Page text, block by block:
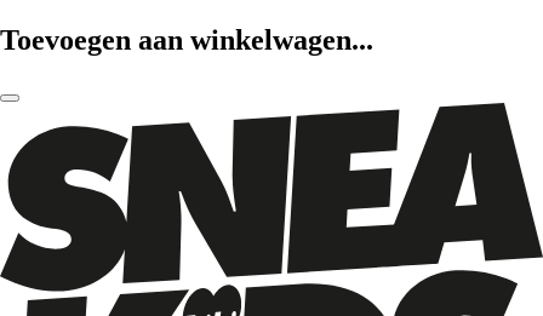
Toevoegen aan winkelwagen...